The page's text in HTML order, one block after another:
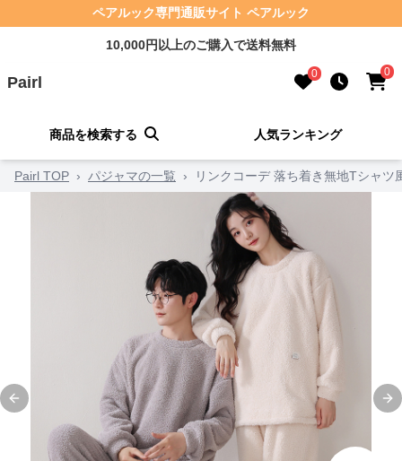
ペアルック専門通販サイト ペアルック
10,000円以上のご購入で送料無料
Pairl 0 0
商品を検索する 人気ランキング
Pairl TOP › パジャマの一覧 › リンクコーデ 落ち着き無地Tシャツ
Previous slide